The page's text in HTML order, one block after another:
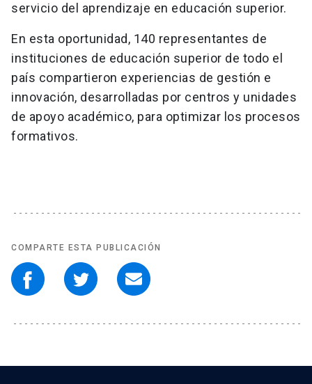
servicio del aprendizaje en educación superior.
En esta oportunidad, 140 representantes de
instituciones de educación superior de todo el
país compartieron experiencias de gestión e
innovación, desarrolladas por centros y unidades
de apoyo académico, para optimizar los procesos
formativos.
COMPARTE ESTA PUBLICACIÓN